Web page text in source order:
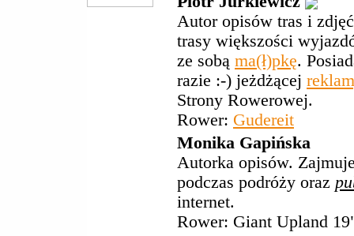
Autor opisów tras i
trasy większości
ze sobą ma(ł)pkę.
razie :-) jeżdżącej
Strony Rowerowej.
Rower: Gudereit
Monika Gapińska
Autorka opisów.
podczas podróży oraz
internet.
Rower: Giant Upland